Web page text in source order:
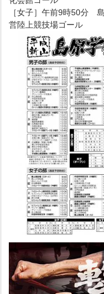
［女子］午前9時50分
営陸上競技場ゴール